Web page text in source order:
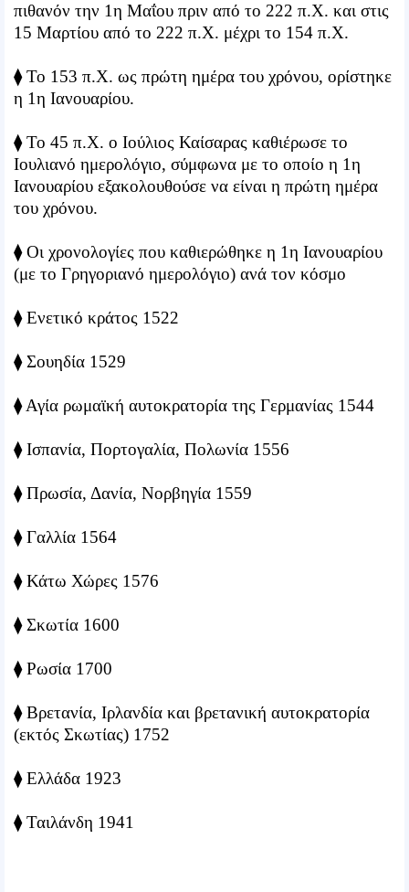
πιθανόν την 1η Μαΐου πριν από το 222 π.Χ. και στις
15 Μαρτίου από το 222 π.Χ. μέχρι το 154 π.Χ.
⧫ Το 153 π.Χ. ως πρώτη ημέρα του χρόνου, ορίστηκε
η 1η Ιανουαρίου.
⧫ Το 45 π.Χ. ο Ιούλιος Καίσαρας καθιέρωσε το
Ιουλιανό ημερολόγιο, σύμφωνα με το οποίο η 1η
Ιανουαρίου εξακολουθούσε να είναι η πρώτη ημέρα
του χρόνου.
⧫ Οι χρονολογίες που καθιερώθηκε η 1η Ιανουαρίου
(με το Γρηγοριανό ημερολόγιο) ανά τον κόσμο
⧫ Ενετικό κράτος 1522
⧫ Σουηδία 1529
⧫ Αγία ρωμαϊκή αυτοκρατορία της Γερμανίας 1544
⧫ Ισπανία, Πορτογαλία, Πολωνία 1556
⧫ Πρωσία, Δανία, Νορβηγία 1559
⧫ Γαλλία 1564
⧫ Κάτω Χώρες 1576
⧫ Σκωτία 1600
⧫ Ρωσία 1700
⧫ Βρετανία, Ιρλανδία και βρετανική αυτοκρατορία
(εκτός Σκωτίας) 1752
⧫ Ελλάδα 1923
⧫ Ταιλάνδη 1941